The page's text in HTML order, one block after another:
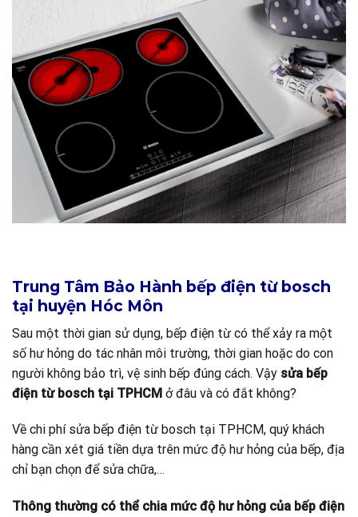
Trung Tâm Bảo Hành bếp điện từ bosch
tại huyện Hóc Môn
Sau một thời gian sử dụng, bếp điện từ có thể xảy ra một
số hư hỏng do tác nhân môi trường, thời gian hoặc do con
người không bảo trì, vệ sinh bếp đúng cách. Vậy sửa bếp
điện từ bosch tại TPHCM ở đâu và có đắt không?
Về chi phí sửa bếp điện từ bosch tại TPHCM, quý khách
hàng cần xét giá tiền dựa trên mức độ hư hỏng của bếp, địa
chỉ bạn chọn để sửa chữa,…
Thông thường có thể chia mức độ hư hỏng của bếp điện